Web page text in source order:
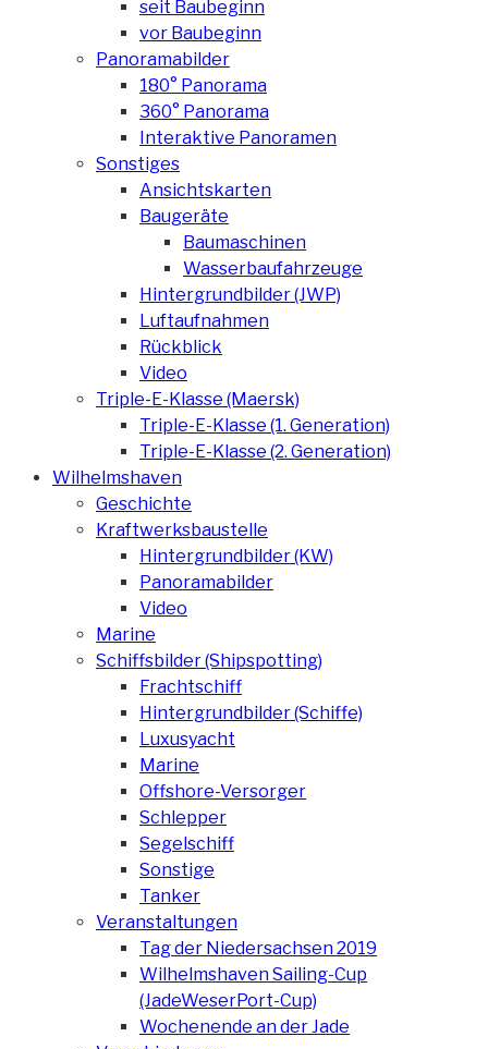
seit Baubeginn
vor Baubeginn
Panoramabilder
180° Panorama
360° Panorama
Interaktive Panoramen
Sonstiges
Ansichtskarten
Baugeräte
Baumaschinen
Wasserbaufahrzeuge
Hintergrundbilder (JWP)
Luftaufnahmen
Rückblick
Video
Triple-E-Klasse (Maersk)
Triple-E-Klasse (1. Generation)
Triple-E-Klasse (2. Generation)
Wilhelmshaven
Geschichte
Kraftwerksbaustelle
Hintergrundbilder (KW)
Panoramabilder
Video
Marine
Schiffsbilder (Shipspotting)
Frachtschiff
Hintergrundbilder (Schiffe)
Luxusyacht
Marine
Offshore-Versorger
Schlepper
Segelschiff
Sonstige
Tanker
Veranstaltungen
Tag der Niedersachsen 2019
Wilhelmshaven Sailing-Cup
(JadeWeserPort-Cup)
Wochenende an der Jade